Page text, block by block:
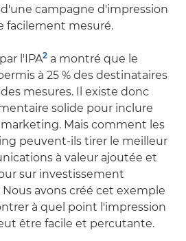
campagne d'impression
facilement mesuré.
l'IPA2 a montré que le
à 25 % des destinataires
mesures. Il existe donc
solide pour inclure
Mais comment les
peuvent-ils tirer le meilleur
à valeur ajoutée et
sur investissement
avons créé cet exemple
à quel point l'impression
être facile et percutante.